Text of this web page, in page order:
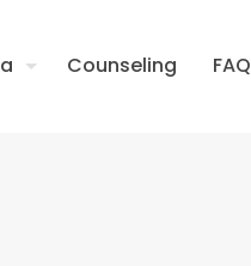
Counseling FAQ